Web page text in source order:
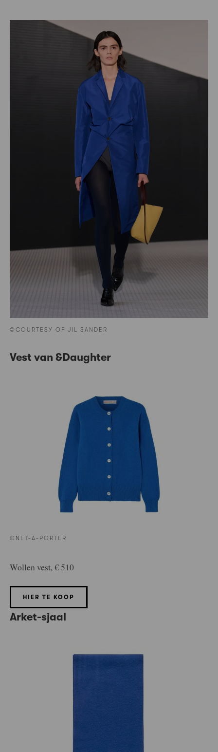
©COURTESY OF JIL SANDER
Vest van &Daughter
©NET-A-PORTER
Wollen vest, € 510
HIER TE KOOP
Arket-sjaal